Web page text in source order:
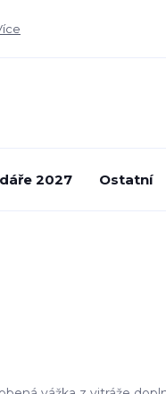
2027 Ostatní